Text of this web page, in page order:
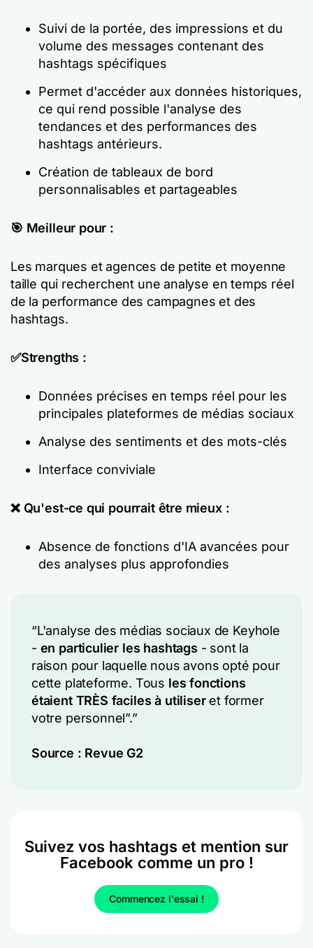
Suivi de la portée, des impressions et du
volume des messages contenant des
hashtags spécifiques
Permet d'accéder aux données historiques,
ce qui rend possible l'analyse des
tendances et des performances des
hashtags antérieurs.
Création de tableaux de bord
personnalisables et partageables
🎯 Meilleur pour :
Les marques et agences de petite et moyenne
taille qui recherchent une analyse en temps réel
de la performance des campagnes et des
hashtags.
✅Strengths :
Données précises en temps réel pour les
principales plateformes de médias sociaux
Analyse des sentiments et des mots-clés
Interface conviviale
❌ Qu'est-ce qui pourrait être mieux :
Absence de fonctions d'IA avancées pour
des analyses plus approfondies
“L'analyse des médias sociaux de Keyhole
- en particulier les hashtags - sont la
raison pour laquelle nous avons opté pour
cette plateforme. Tous les fonctions
étaient TRÈS faciles à utiliseret former
votre personnel”.”
Source : Revue G2
Suivez vos hashtags et mention sur
Facebook comme un pro !
Commencez l'essai !